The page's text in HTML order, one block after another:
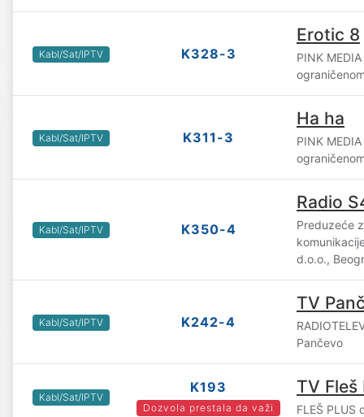
Kabl/Sat/IPTV K328-3
Erotic 8
PINK
Kabl/Sat/IPTV K311-3
Ha ha
PINK
Kabl/Sat/IPTV K350-4
Radio
Preduzeće
d.o.o.,
Kabl/Sat/IPTV K242-4
TV
Pančevo
Kabl/Sat/IPTV
K193
Dozvola prestala da važi
TV Fleš
FLEŠ PLUS